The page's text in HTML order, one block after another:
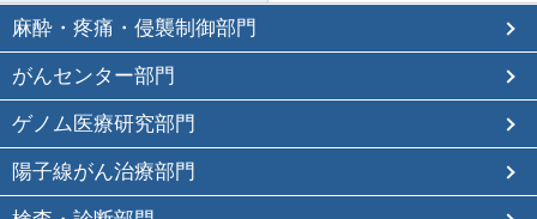
麻酔・疼痛・侵襲制御部門
がんセンター部門
ゲノム医療研究部門
陽子線がん治療部門